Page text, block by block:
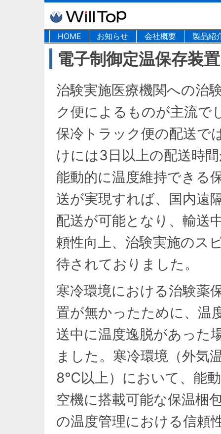
HOME お知らせ 会社概要 製品紹
電子制御定温保存装
治験実施医療機関への治
ク便によるものが主流で
保冷トラック便の配送で
けには3日以上の配送時
能動的に温度維持できる
送が実現すれば、国内遠
配送が可能となり、輸送
頼性向上、治験実施のス
待されておりました。
寒冷環境における治験薬
置が無かったために、温
送中に温度逸脱があった
ました。寒冷環境（外
8℃以上）において、能
空機に搭載可能な保温梱
の温度管理における信頼